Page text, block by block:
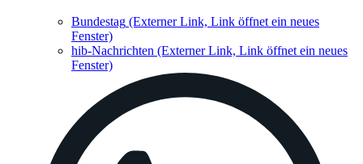
Bundestag (Externer Link, Link öffnet ein neues
Fenster)
hib-Nachrichten (Externer Link, Link öffnet ein neues
Fenster)